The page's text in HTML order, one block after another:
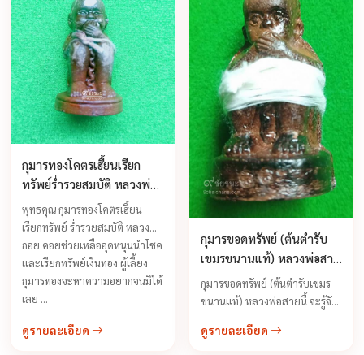
กุมารทองโคตรเฮี้ยนเรียก
ทรัพย์ร่ำรวยสมบัติ หลวงพ่อ
กอย วัดเขาดินใต้
พุทธคุณ กุมารทองโคตรเฮี้ยน
เรียกทรัพย์ ร่ำรวยสมบัติ หลวงพ่อ
กอย คอยช่วยเหลืออุดหนุนนำโชค
และเรียกทรัพย์เงินทอง ผู้เลี้ยง
กุมารทองจะหาความอยากจนมิได้
เลย ...
ดูรายละเอียด
กุมารขอดทรัพย์ (ต้นตำรับ
เขมรขนานแท้) หลวงพ่อสาย
วัดนามวิจิตร
กุมารขอดทรัพย์ (ต้นตำรับเขมร
ขนานแท้) หลวงพ่อสายนี้ จะรู้จัก
ศักดิ์สิทธิ์ความเฮี้ยนของกุมารเป็น
ดูรายละเอียด